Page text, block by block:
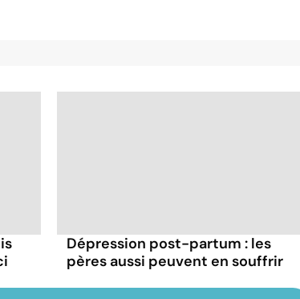
Dépression post-partum : les
pères aussi peuvent en souffrir